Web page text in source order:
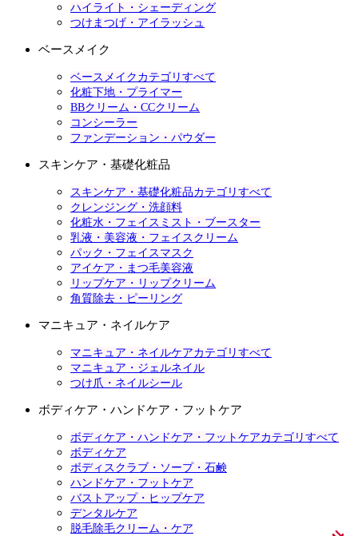
ハイライト・シェーディング
つけまつげ・アイラッシュ
ベースメイク
ベースメイクカテゴリすべて
化粧下地・プライマー
BBクリーム・CCクリーム
コンシーラー
ファンデーション・パウダー
スキンケア・基礎化粧品
スキンケア・基礎化粧品カテゴリすべて
クレンジング・洗顔料
化粧水・フェイスミスト・ブースター
乳液・美容液・フェイスクリーム
パック・フェイスマスク
アイケア・まつ毛美容液
リップケア・リップクリーム
角質除去・ピーリング
マニキュア・ネイルケア
マニキュア・ネイルケアカテゴリすべて
マニキュア・ジェルネイル
つけ爪・ネイルシール
ボディケア・ハンドケア・フットケア
ボディケア・ハンドケア・フットケアカテゴリすべて
ボディケア
ボディスクラブ・ソープ・石鹸
ハンドケア・フットケア
バストアップ・ヒップケア
デンタルケア
脱毛除毛クリーム・ケア